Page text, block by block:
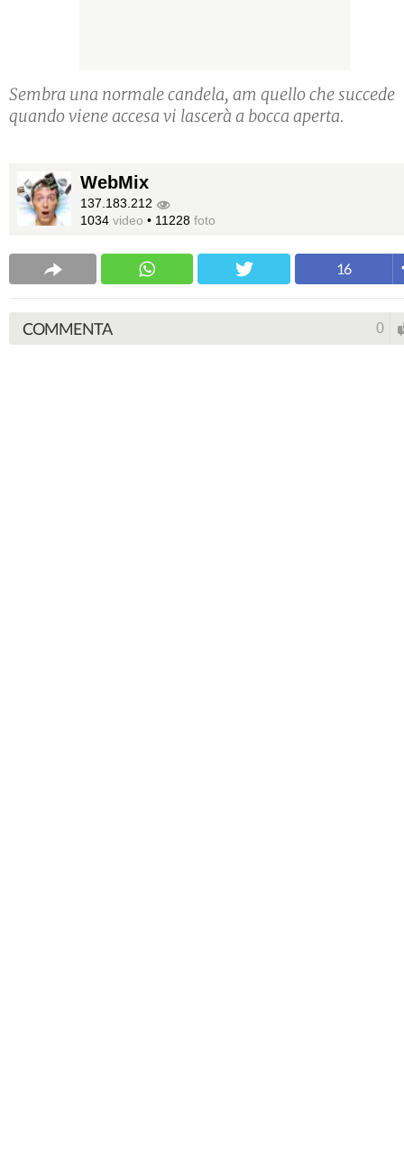
Sembra una normale candela, am quello che succede
quando viene accesa vi lascerà a bocca aperta.
WebMix
137.183.212
1034 video • 11228 foto
16
COMMENTA 0